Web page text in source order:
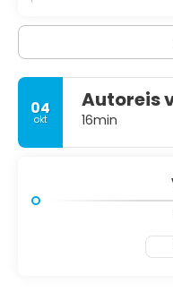
04
okt
Autoreis
16min